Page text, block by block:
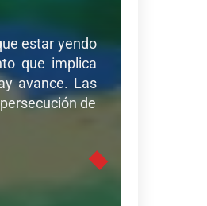
estar yendo
que implica
avance. Las
de